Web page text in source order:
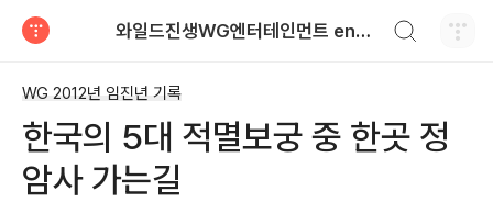
와일드진생WG엔터테인먼트 entertainment
WG 2012년 임진년 기록
한국의 5대 적멸보궁 중 한곳 정
암사 가는길